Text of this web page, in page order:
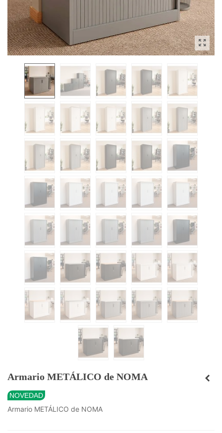
Armario METÁLICO de NOMA
NOVEDAD
Armario METÁLICO de NOMA